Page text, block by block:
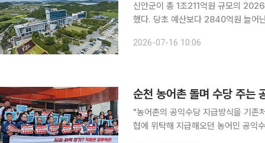
신안군이 총 1조211억원 규모의
했다. 당초 예산보다 2840억원 늘어
30억원, 버스 공영제 및 여객선 운임
2026-07-16 10:06
순천 농어촌 돌며 수당 주는
"농어촌의 공익수당 지급방식을 기존처럼 농협위
협에 위탁해 지급해오던 농어민 공익